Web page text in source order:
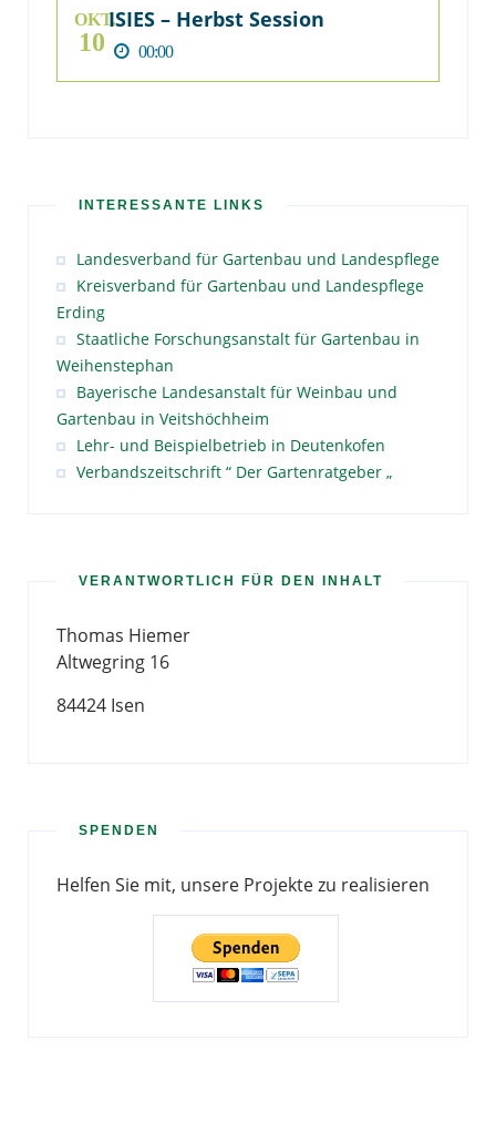
OKT.
10
ISIES – Herbst Session
00:00
INTERESSANTE LINKS
Landesverband für Gartenbau und Landespflege
Kreisverband für Gartenbau und Landespflege
Erding
Staatliche Forschungsanstalt für Gartenbau in
Weihenstephan
Bayerische Landesanstalt für Weinbau und
Gartenbau in Veitshöchheim
Lehr- und Beispielbetrieb in Deutenkofen
Verbandszeitschrift “ Der Gartenratgeber „
VERANTWORTLICH FÜR DEN INHALT
Thomas Hiemer
Altwegring 16
84424 Isen
SPENDEN
Helfen Sie mit, unsere Projekte zu realisieren